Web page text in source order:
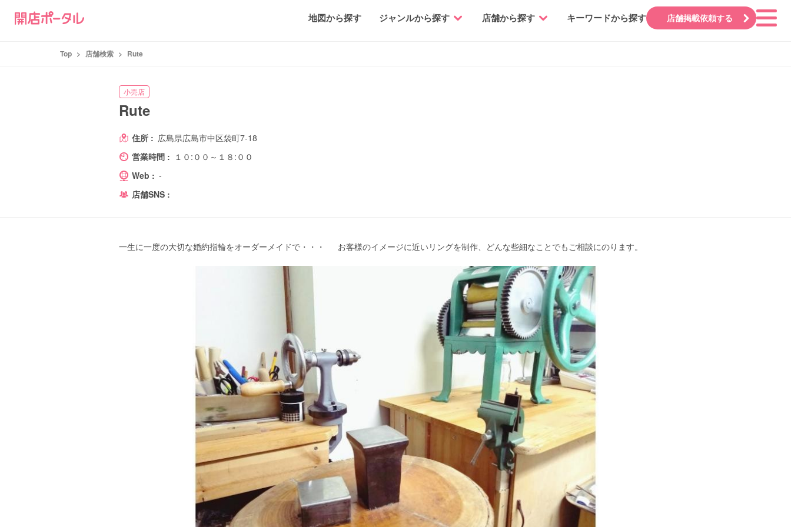
地図から探す ジャンルから探す 店舗から探す キーワードから探す 店舗掲載依頼する
Top > 店舗検索 > Rute
小売店
Rute
住所 : 広島県広島市中区袋町7-18
営業時間 : １０:００～１８:００
Web : -
店舗SNS :
一生に一度の大切な婚約指輪をオーダーメイドで・・・ お客様のイメージに近いリングを制作、どんな些細なことでもご相談にのります。